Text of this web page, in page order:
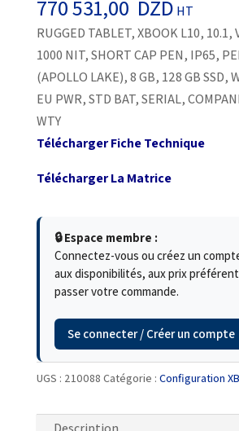
770 531,00 DZD HT
RUGGED TABLET, XBOOK L10, 10.1,
1000 NIT, SHORT CAP PEN, IP65,
(APOLLO LAKE), 8 GB, 128 GB SSD,
EU PWR, STD BAT, SERIAL,
WTY
Télécharger Fiche Technique
Télécharger La Matrice
🔒 Espace membre :
Connectez-vous ou créez un
aux disponibilités, aux prix
passer votre commande.
Se connecter / Créer un compte
UGS : 210088 Catégorie : Configuration